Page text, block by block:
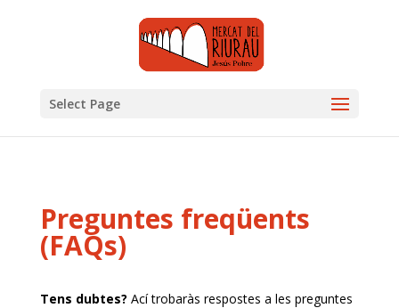
Select Page
Preguntes freqüents
(FAQs)
Tens dubtes? Ací trobaràs respostes a les preguntes